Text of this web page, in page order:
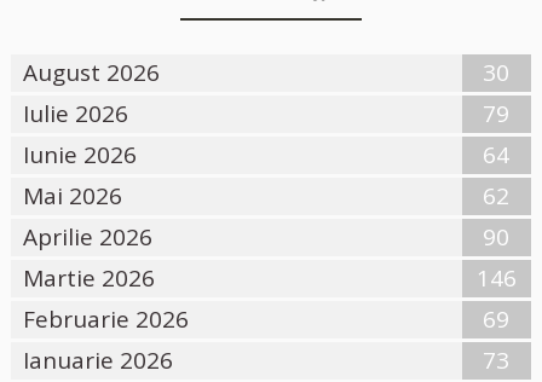
August 2026
30
Iulie 2026
79
Iunie 2026
64
Mai 2026
62
Aprilie 2026
90
Martie 2026
146
Februarie 2026
69
Ianuarie 2026
73